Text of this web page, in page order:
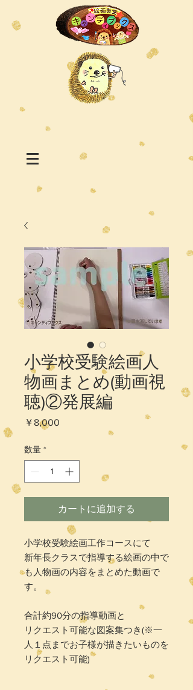
小学校受験絵画人
物画まとめ(動画視
聴)②発展編
￥8,000
数量 *
カートに追加する
小学校受験絵画工作コースにて
新年長クラスで指導する絵画の中で
も人物画の内容をまとめた動画で
す。
合計約90分の指導動画と
リクエスト可能な図案集つき(※一
人１点までお子様が描きたいものを
リクエスト可能)